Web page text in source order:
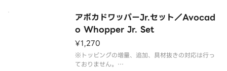
アボカドワッパーJr.セット／Avocad
o Whopper Jr. Set
¥1,270
※トッピングの増量、追加、具材抜きの対応は行っ
ておりません。